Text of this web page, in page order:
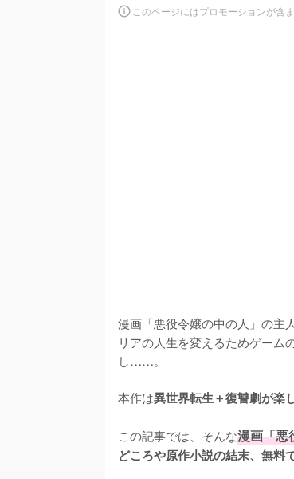
このページにはプロモーションが含
漫画「悪役令嬢の中の人」の主人
リアの人生を変えるためゲーム
し……。
本作は異世界転生＋復讐劇が楽
この記事では、そんな漫画「悪
どころや原作小説の結末、無料